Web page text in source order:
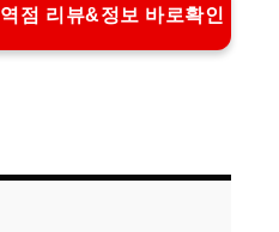
점 리뷰&정보 바로확인